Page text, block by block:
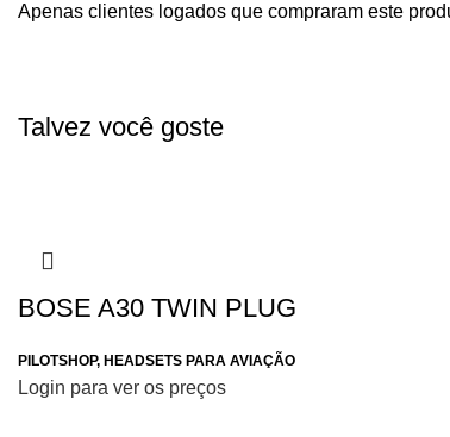
Apenas clientes logados que compraram este
Talvez você goste
BOSE A30 TWIN PLUG
PILOTSHOP, HEADSETS PARA AVIAÇÃO
Login para ver os preços